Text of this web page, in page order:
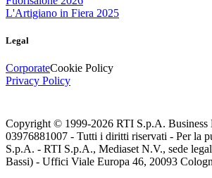
L'Artigiano in Fiera 2025
Legal
CorporateCookie Policy
Privacy Policy
Copyright © 1999-2026 RTI S.p.A. Business
03976881007 - Tutti i diritti riservati - Per la
S.p.A. - RTI S.p.A., Mediaset N.V., sede
Bassi) - Uffici Viale Europa 46, 20093